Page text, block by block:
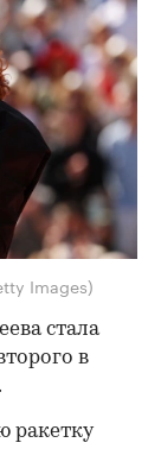
Images)
стала
в
ракетку